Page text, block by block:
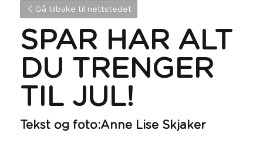
Gå tilbake til nettstedet
SPAR HAR ALT
DU TRENGER
TIL JUL!
Tekst og foto:Anne Lise Skjaker